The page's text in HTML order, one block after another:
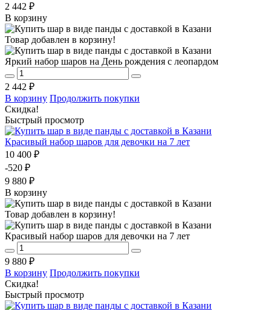
2 442 ₽
В корзину
Товар добавлен в корзину!
Яркий набор шаров на День рождения с леопардом
2 442 ₽
В корзину Продолжить покупки
Скидка!
Быстрый просмотр
Красивый набор шаров для девочки на 7 лет
10 400 ₽
-520 ₽
9 880 ₽
В корзину
Товар добавлен в корзину!
Красивый набор шаров для девочки на 7 лет
9 880 ₽
В корзину Продолжить покупки
Скидка!
Быстрый просмотр